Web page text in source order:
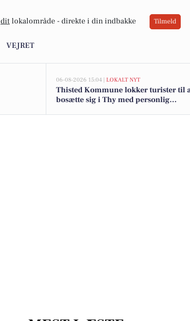
dit lokalområde - direkte i din indbakke Tilmeld
VEJRET
06-08-2026 15:04 | LOKALT NYT
Thisted Kommune lokker turister til
bosætte sig i Thy med personlig